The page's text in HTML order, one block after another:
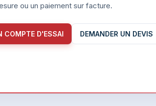
ou un paiement sur facture.
COMPTE D'ESSAI DEMANDER UN DEVIS